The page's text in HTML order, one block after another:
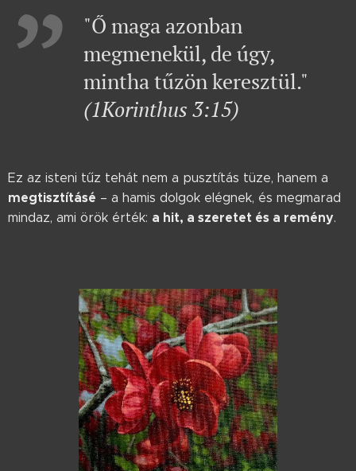
"Ő maga azonban
megmenekül, de úgy,
mintha tűzön keresztül."
(1Korinthus 3:15)
Ez az isteni tűz tehát nem a pusztítás tüze, hanem a
megtisztításé – a hamis dolgok elégnek, és megmarad
mindaz, ami örök érték: a hit, a szeretet és a remény.